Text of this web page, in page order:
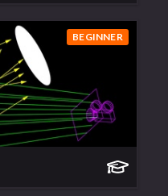
BEGINNER